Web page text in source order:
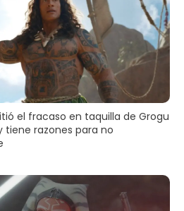
el fracaso en taquilla de Grogu
tiene razones para no